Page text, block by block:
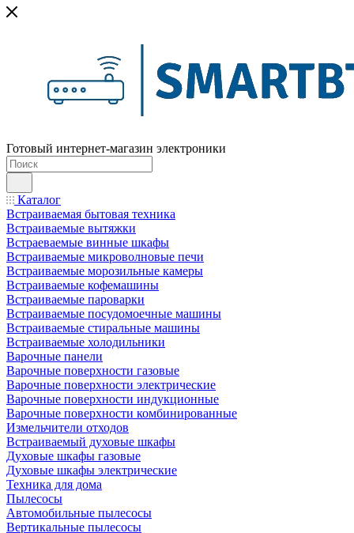
Готовый интернет-магазин электроники
Каталог
Встраиваемая бытовая техника
Встраиваемые вытяжки
Встраеваемые винные шкафы
Встраиваемые микроволновые печи
Встраиваемые морозильные камеры
Встраиваемые кофемашины
Встраиваемые пароварки
Встраиваемые посудомоечные машины
Встраиваемые стиральные машины
Встраиваемые холодильники
Варочные панели
Варочные поверхности газовые
Варочные поверхности электрические
Варочные поверхности индукционные
Варочные поверхности комбинированные
Измельчители отходов
Встраиваемый духовые шкафы
Духовые шкафы газовые
Духовые шкафы электрические
Техника для дома
Пылесосы
Автомобильные пылесосы
Вертикальные пылесосы